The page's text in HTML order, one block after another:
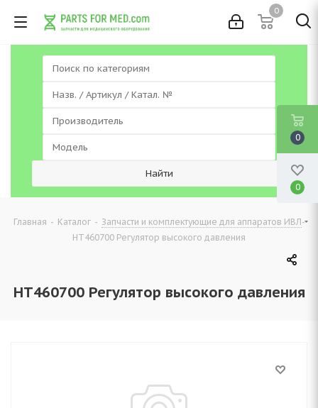
0
Главная - Каталог - Запчасти и комплектующие для аппаратов ИВЛ-
HT460700 Регулятор высокого давления
HT460700 Регулятор высокого давления
0
0